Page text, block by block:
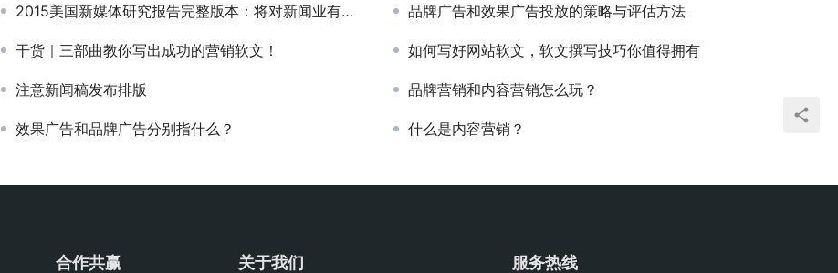
2015美国新媒体研究报告完整版本：将对新闻业有何影响？ 品牌广告和效果广告投放的策略与评估方法
干货｜三部曲教你写出成功的营销软文！ 如何写好网站软文，软文撰写技巧你值得拥有
注意新闻稿发布排版 品牌营销和内容营销怎么玩？
效果广告和品牌广告分别指什么？ 什么是内容营销？
合作共赢 关于我们 服务热线